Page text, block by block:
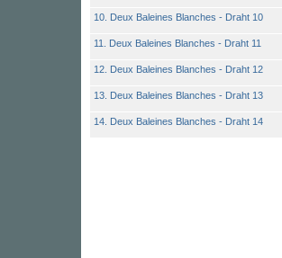
10. Deux Baleines Blanches - Draht 10
11. Deux Baleines Blanches - Draht 11
12. Deux Baleines Blanches - Draht 12
13. Deux Baleines Blanches - Draht 13
14. Deux Baleines Blanches - Draht 14